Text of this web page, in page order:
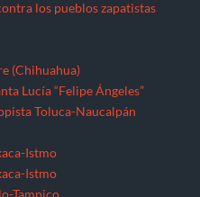
los pueblos zapatistas
(Chihuahua)
Lucía “Felipe Ángeles”
Toluca-Naucalpán
Istmo
Istmo